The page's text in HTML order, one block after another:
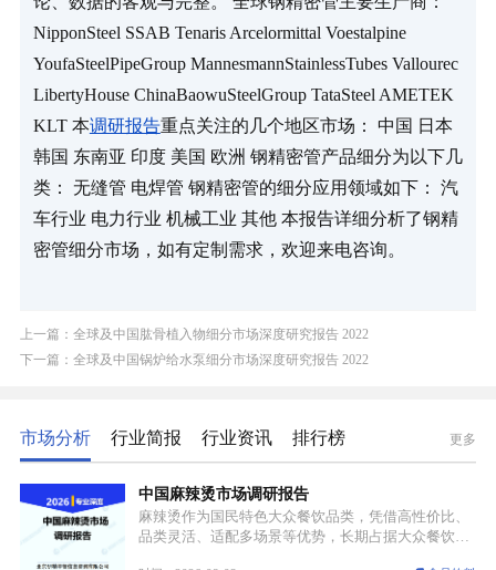
NipponSteel SSAB Tenaris Arcelormittal Voestalpine
YoufaSteelPipeGroup MannesmannStainlessTubes Vallourec
LibertyHouse ChinaBaowuSteelGroup TataSteel AMETEK
KLT 本调研报告重点关注的几个地区市场： 中国 日本
韩国 东南亚 印度 美国 欧洲 钢精密管产品细分为以下几
类： 无缝管 电焊管 钢精密管的细分应用领域如下： 汽
车行业 电力行业 机械工业 其他 本报告详细分析了钢精
密管细分市场，如有定制需求，欢迎来电咨询。
上一篇：全球及中国肱骨植入物细分市场深度研究报告 2022
下一篇：全球及中国锅炉给水泵细分市场深度研究报告 2022
市场分析 行业简报 行业资讯 排行榜 更多
中国麻辣烫市场调研报告
麻辣烫作为国民特色大众餐饮品类，凭借高性价比、
品类灵活、适配多场景等优势，长期占据大众餐饮重